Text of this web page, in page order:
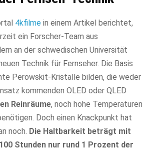
4kfilme in einem Artikel berichtet,
ein Forscher-Team aus
an der schwedischen Universität
Technik für Fernseher. Die Basis
Perowskit-Kristalle bilden, die weder
kommenden OLED oder QLED
Reinräume, noch hohe Temperaturen
Doch einen Knackpunkt hat
noch. Die Haltbarkeit beträgt mit
Stunden nur rund 1 Prozent der